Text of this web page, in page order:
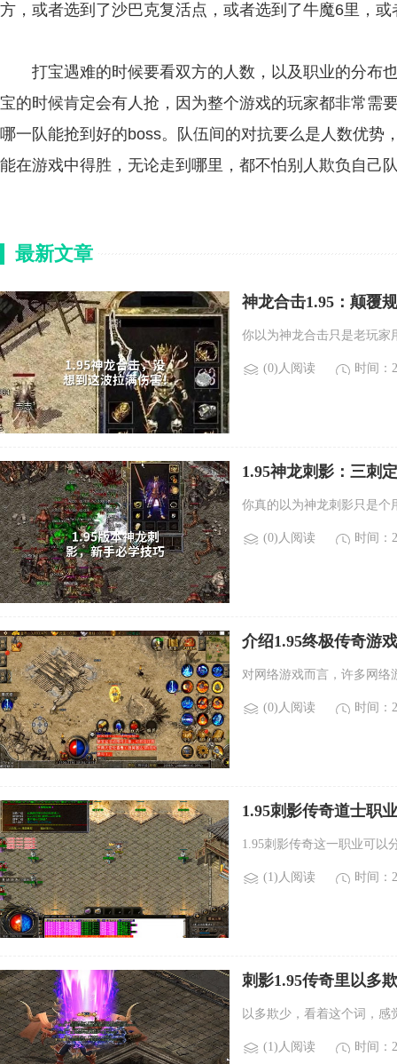
方，或者选到了沙巴克复活点，或者选到了牛魔6里，
打宝遇难的时候要看双方的人数，以及职业的分布
宝的时候肯定会有人抢，因为整个游戏的玩家都非常需
哪一队能抢到好的boss。队伍间的对抗要么是人数优势
能在游戏中得胜，无论走到哪里，都不怕别人欺负自己
最新文章
神龙合击1.95：颠覆
你以为神龙合击只是老玩家
(0)人阅读 时间：
1.95神龙刺影：三刺
你真的以为神龙刺影只是个
(0)人阅读 时间：
介绍1.95终极传奇游
对网络游戏而言，许多网络
(0)人阅读 时间：
1.95刺影传奇道士职
1.95刺影传奇这一职业可以
(1)人阅读 时间：
刺影1.95传奇里以多
以多欺少，看着这个词，
(1)人阅读 时间：